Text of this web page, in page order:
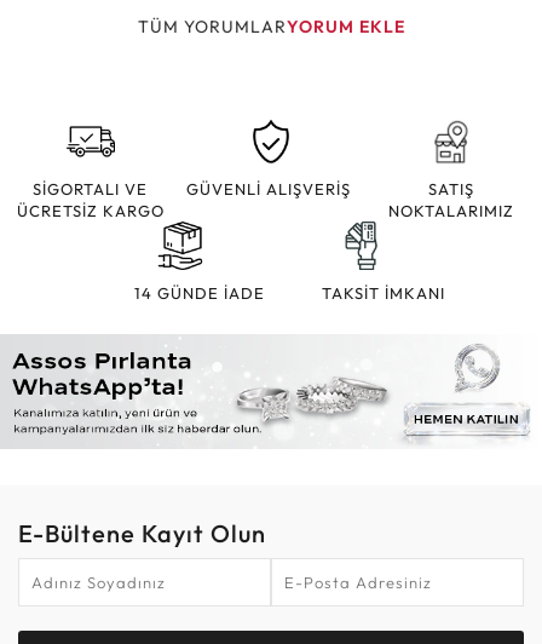
TÜM YORUMLARYORUM EKLE
SİGORTALI VE
ÜCRETSİZ KARGO
GÜVENLİ ALIŞVERİŞ
SATIŞ
NOKTALARIMIZ
14 GÜNDE İADE TAKSİT İMKANI
E-Bültene Kayıt Olun